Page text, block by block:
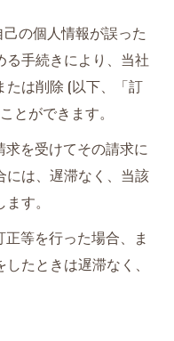
の個人情報が誤った
手続きにより、当社
たは削除 (以下、「訂
とができます。
求を受けてその請求に
には、遅滞なく、当該
す。
等を行った場合、ま
たときは遅滞なく、